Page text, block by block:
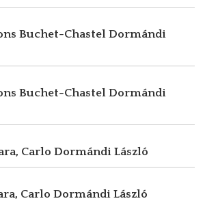
Buchet-Chastel Dormándi
Buchet-Chastel Dormándi
Carlo Dormándi László
Carlo Dormándi László